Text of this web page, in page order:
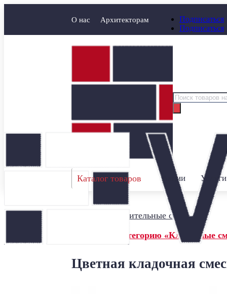
О нас Архитекторам
Подписаться
Подписаться
Поиск
товаров
Каталог товаров Акции Услуги
Строительные смеси/
← Назад в категорию «Кладочные
Цветная кладочная